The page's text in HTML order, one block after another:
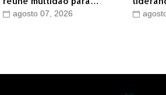
Othelino Neto e Marcos
agosto 07, 2026
grande